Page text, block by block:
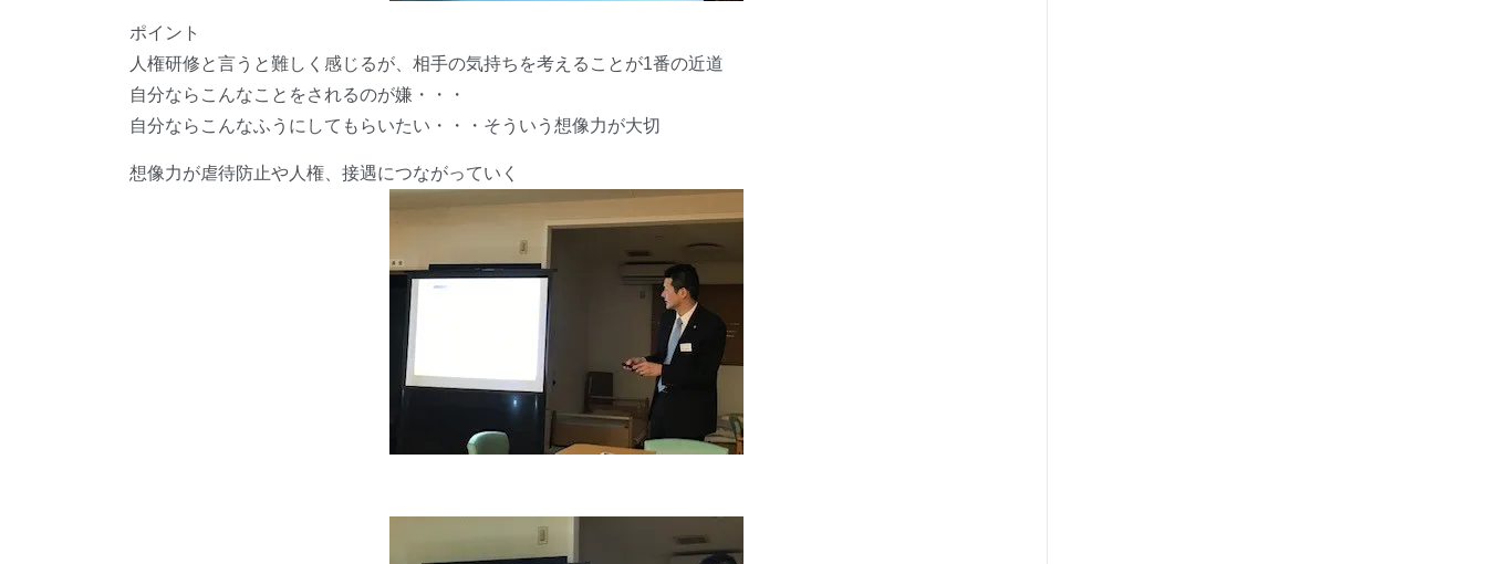
ポイント
人権研修と言うと難しく感じるが、相手の気持ちを考えることが1番の近道
自分ならこんなことをされるのが嫌・・・
自分ならこんなふうにしてもらいたい・・・そういう想像力が大切
想像力が虐待防止や人権、接遇につながっていく